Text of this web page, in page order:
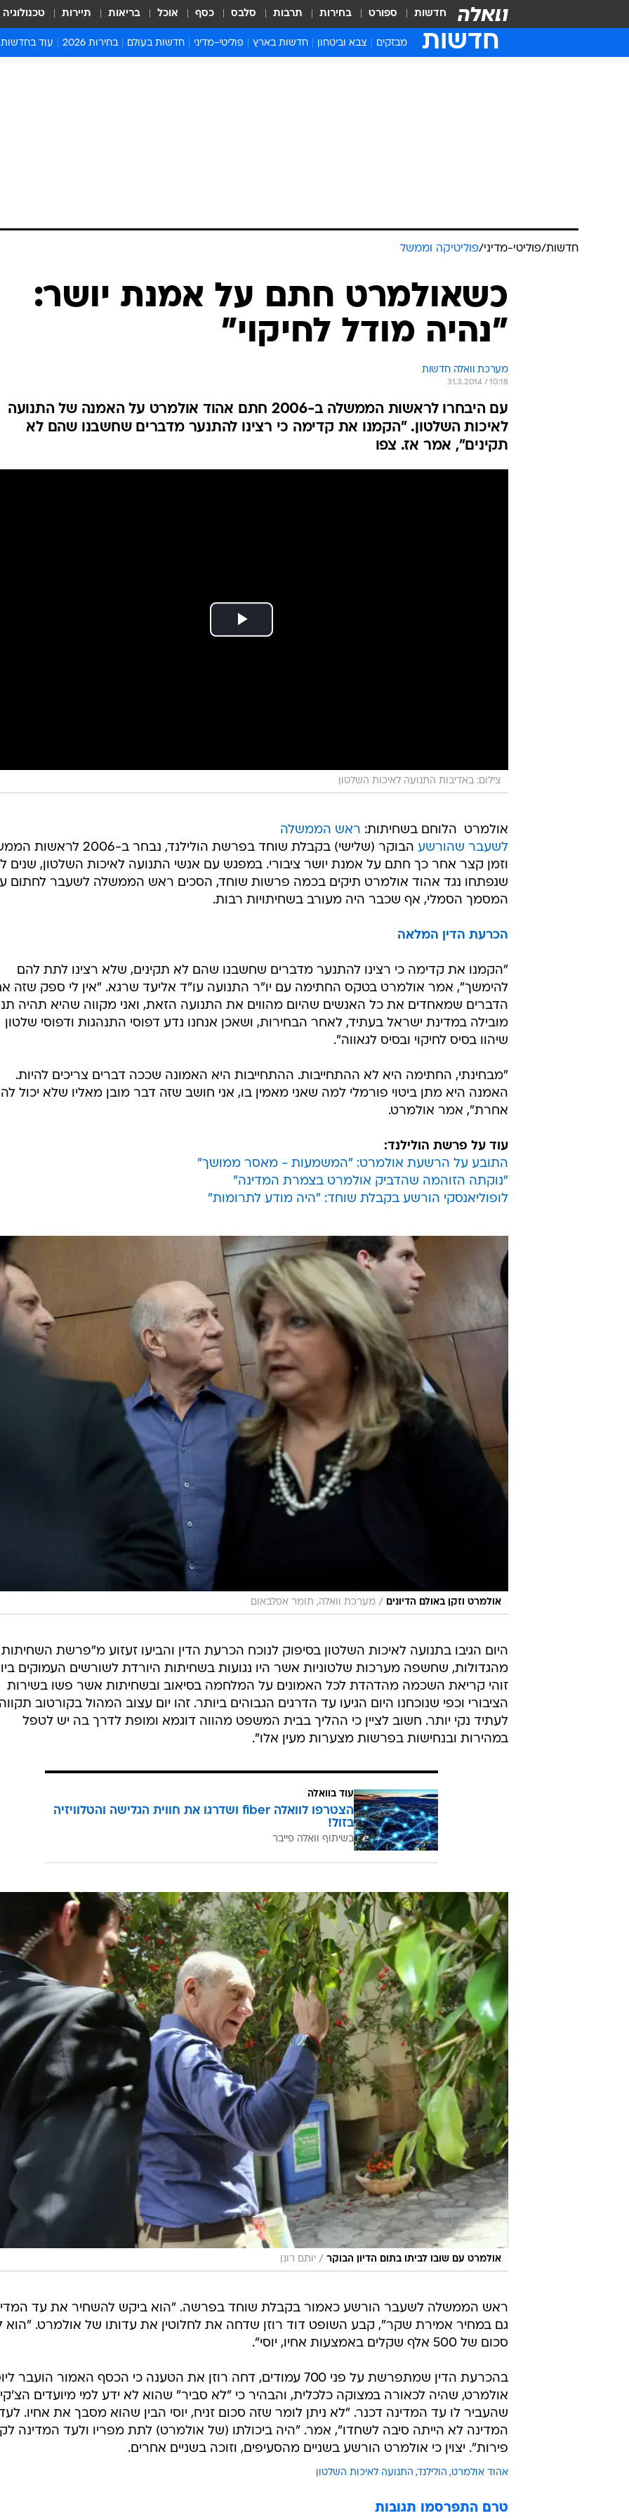
חדשות ספורט בחירות תרבות סלבס כסף אוכל בריאות תיירות טכנולוגיה
חדשות מבזקים צבא וביטחון חדשות בארץ פוליטי-מדיני חדשות בעולם בחירות 2026 עוד בחדשות
חדשות
חדשות/פוליטי-מדיני/פוליטיקה וממשל
כשאולמרט חתם על אמנת יושר:
"נהיה מודל לחיקוי"
מערכת וואלה חדשות
31.3.2014 / 10:18
עם היבחרו לראשות הממשלה ב-2006 חתם אהוד אולמרט על האמנה של התנועה
לאיכות השלטון. "הקמנו את קדימה כי רצינו להתנער מדברים שחשבנו שהם לא
תקינים", אמר אז. צפו
צילום: באדיבות התנועה לאיכות השלטון
אולמרט  הלוחם בשחיתות: ראש הממשלה
לשעבר שהורשע
הבוקר (שלישי) בקבלת שוחד בפרשת הולילנד, נבחר ב-
וזמן קצר אחר כך חתם על אמנת יושר ציבורי. במפגש עם אנשי התנועה לאיכות השלטון, שנים
שנפתחו נגד אהוד אולמרט תיקים בכמה פרשות שוחד, הסכים ראש הממשלה לשעבר לחתום
המסמך הסמלי, אף שכבר היה מעורב בשחיתויות רבות.
הכרעת הדין המלאה
"הקמנו את קדימה כי רצינו להתנער מדברים שחשבנו שהם לא תקינים, שלא רצינו לתת להם
להימשך", אמר אולמרט בטקס החתימה עם יו"ר התנועה עו"ד אליעד שרגא. "אין לי ספק שזה
הדברים שמאחדים את כל האנשים שהיום מהווים את התנועה הזאת, ואני מקווה שהיא תהיה
מובילה במדינת ישראל בעתיד, לאחר הבחירות, ושאכן אנחנו נדע דפוסי התנהגות ודפוסי שלטון
שיהוו בסיס לחיקוי ובסיס לגאווה".
"מבחינתי, החתימה היא לא ההתחייבות. ההתחייבות היא האמונה שככה דברים צריכים להיות.
האמנה היא מתן ביטוי פורמלי למה שאני מאמין בו, אני חושב שזה דבר מובן מאליו שלא יכול
אחרת", אמר אולמרט.
עוד על פרשת הולילנד:
התובע על הרשעת אולמרט: "המשמעות - מאסר ממושך"
"נוקתה הזוהמה שהדביק אולמרט בצמרת המדינה"
לופוליאנסקי הורשע בקבלת שוחד: "היה מודע לתרומות"
אולמרט וזקן באולם הדיונים / מערכת וואלה, תומר אפלבאום
היום הגיבו בתנועה לאיכות השלטון בסיפוק לנוכח הכרעת הדין והביעו זעזוע מ"פרשת השחיתות
מהגדולות, שחשפה מערכות שלטוניות אשר היו נגועות בשחיתות היורדת לשורשים העמוקים
זוהי קריאת השכמה מהדהדת לכל האמונים על המלחמה בסיאוב ובשחיתות אשר פשו בשירות
הציבורי וכפי שנוכחנו היום הגיעו עד הדרגים הגבוהים ביותר. זהו יום עצוב המהול בקורטוב
לעתיד נקי יותר. חשוב לציין כי ההליך בבית המשפט מהווה דוגמא ומופת לדרך בה יש לטפל
במהירות ובנחישות בפרשות מצערות מעין אלו".
עוד בוואלה
הצטרפו לוואלה fiber ושדרגו את חווית הגלישה והטלוויזיה
בזול!
בשיתוף וואלה פייבר
אולמרט עם שובו לביתו בתום הדיון הבוקר / יותם רונן
ראש הממשלה לשעבר הורשע כאמור בקבלת שוחד בפרשה. "הוא ביקש להשחיר את עד
גם במחיר אמירת שקר", קבע השופט דוד רוזן שדחה את לחלוטין את עדותו של אולמרט. "הוא
סכום של 500 אלף שקלים באמצעות אחיו, יוסי".
בהכרעת הדין שמתפרשת על פני 700 עמודים, דחה רוזן את הטענה כי הכסף האמור הועבר
אולמרט, שהיה לכאורה במצוקה כלכלית, והבהיר כי "לא סביר" שהוא לא ידע למי מיועדים
שהעביר לו עד המדינה דכנר. "לא ניתן לומר שזה סכום זניח, יוסי הבין שהוא מסבך את אחיו.
המדינה לא הייתה סיבה לשחדו", אמר. "היה ביכולתו (של אולמרט) לתת מפריו ולעד המדינה
פירות". יצוין כי אולמרט הורשע בשניים מהסעיפים, וזוכה בשניים אחרים.
אהוד אולמרט הולילנד התנועה לאיכות השלטון
טרם התפרסמו תגובות